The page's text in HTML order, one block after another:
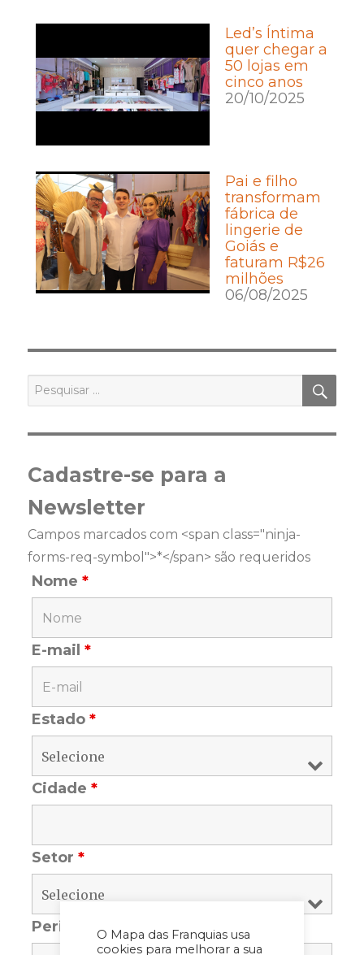
O Mapa das Franquias usa
cookies para melhorar a sua
Led’s Íntima
quer chegar a
50 lojas em
cinco anos
20/10/2025
Pai e filho
transformam
fábrica de
lingerie de
Goiás e
faturam R$26
milhões
06/08/2025
por:
Cadastre-se para a
Newsletter
Campos marcados com <span class="ninja-
forms-req-symbol">*</span> são requeridos
Nome*
E-mail*
Estado*
Cidade*
Setor*
Periodicidade